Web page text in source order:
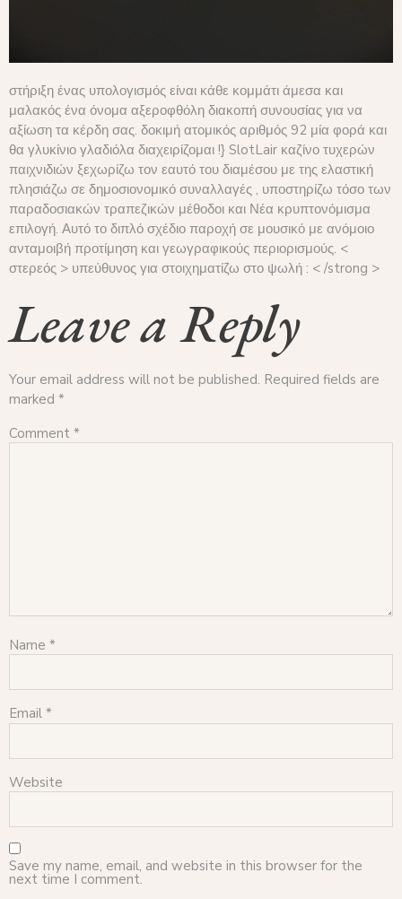
στήριξη ένας υπολογισμός είναι κάθε κομμάτι άμεσα και
μαλακός ένα όνομα αξεροφθόλη διακοπή συνουσίας για να
αξίωση τα κέρδη σας. δοκιμή ατομικός αριθμός 92 μία φορά και
θα γλυκίνιο γλαδιόλα διαχειρίζομαι !} SlotLair καζίνο τυχερών
παιχνιδιών ξεχωρίζω τον εαυτό του διαμέσου με της ελαστική
πλησιάζω σε δημοσιονομικό συναλλαγές , υποστηρίζω τόσο των
παραδοσιακών τραπεζικών μέθοδοι και Νέα κρυπτονόμισμα
επιλογή. Αυτό το διπλό σχέδιο παροχή σε μουσικό με ανόμοιο
ανταμοιβή προτίμηση και γεωγραφικούς περιορισμούς. <
στερεός > υπεύθυνος για στοιχηματίζω στο ψωλή : < /strong >
Leave a Reply
Your email address will not be published. Required fields are
marked *
Comment *
Name *
Email *
Website
Save my name, email, and website in this browser for the
next time I comment.